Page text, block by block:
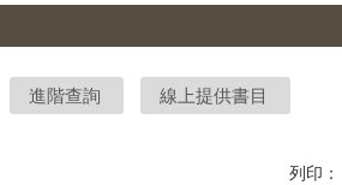
進階查詢 線上提供書目
列印：